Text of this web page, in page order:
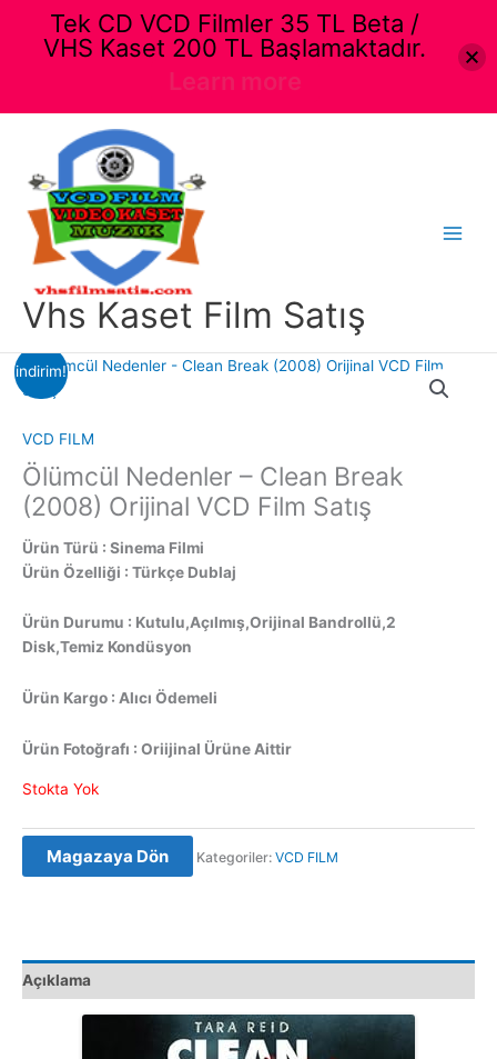
Vhs Kaset Film Satış
indirim!
VCD FILM
Ölümcül Nedenler – Clean Break
(2008) Orijinal VCD Film Satış
Ürün Türü : Sinema Filmi
Ürün Özelliği : Türkçe Dublaj
Ürün Durumu : Kutulu,Açılmış,Orijinal Bandrollü,2
Disk,Temiz Kondüsyon
Ürün Kargo : Alıcı Ödemeli
Ürün Fotoğrafı : Oriijinal Ürüne Aittir
Stokta Yok
Magazaya Dön Kategoriler: VCD FILM
Açıklama
Tek CD VCD Filmler 35 TL Beta /
VHS Kaset 200 TL Başlamaktadır.
Learn more